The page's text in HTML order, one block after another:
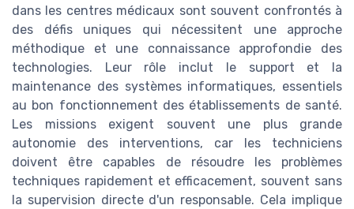
dans les centres médicaux sont souvent confrontés à
des défis uniques qui nécessitent une approche
méthodique et une connaissance approfondie des
technologies. Leur rôle inclut le support et la
maintenance des systèmes informatiques, essentiels
au bon fonctionnement des établissements de santé.
Les missions exigent souvent une plus grande
autonomie des interventions, car les techniciens
doivent être capables de résoudre les problèmes
techniques rapidement et efficacement, souvent sans
la supervision directe d'un responsable. Cela implique